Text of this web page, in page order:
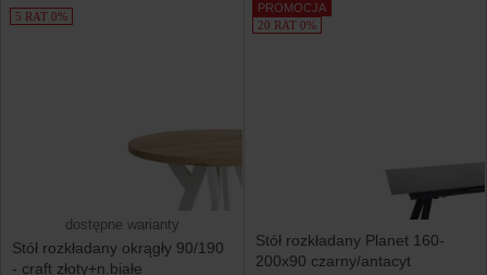
5 RAT 0%
dostępne warianty
Stół rozkładany okrągły 90/190
- craft złoty+n.białe
PROMOCJA
20 RAT 0%
Stół rozkładany Planet 160-
200x90 czarny/antacyt